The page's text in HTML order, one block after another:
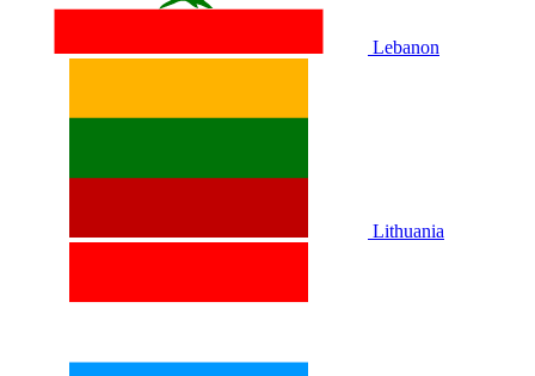
Lebanon
Lithuania